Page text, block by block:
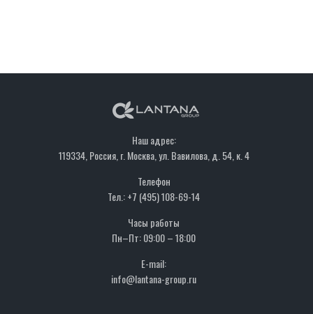
Наш адрес:
119334, Россия, г. Москва, ул. Вавилова, д. 54, к. 4
Телефон
Тел.: +7 (495) 108-69-14
Часы работы
Пн–Пт: 09:00 – 18:00
E-mail:
info@lantana-group.ru